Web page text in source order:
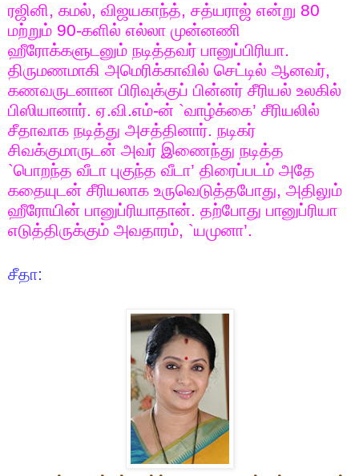
ரஜினி, கமல், விஜயகாந்த், சத்யராஜ் என்று 80
மற்றும் 90-களில் எல்லா முன்னணி
ஹீரோக்களுடனும் நடித்தவர் பானுப்பிரியா.
திருமணமாகி அமெரிக்காவில் செட்டில் ஆனவர்,
கணவருடனான பிரிவுக்குப் பின்னர் சீரியல் உலகில்
பிஸியானார். ஏ.வி.எம்-ன் `வாழ்க்கை’ சீரியலில்
சீதாவாக நடித்து அசத்தினார். நடிகர்
சிவக்குமாருடன் அவர் இணைந்து நடித்த
`பொறந்த வீடா புகுந்த வீடா’ திரைப்படம் அதே
கதையுடன் சீரியலாக உருவெடுத்தபோது, அதிலும்
ஹீரோயின் பானுப்ரியாதான். தற்போது பானுப்ரியா
எடுத்திருக்கும் அவதாரம், `யமுனா’.
சீதா: